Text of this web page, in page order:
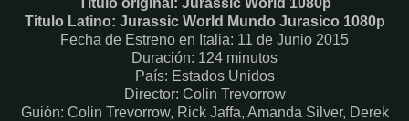
Titulo Latino: Jurassic World Mundo Jurasico 1080p
Fecha de Estreno en Italia: 11 de Junio 2015
Duración: 124 minutos
País: Estados Unidos
Director: Colin Trevorrow
Guión: Colin Trevorrow, Rick Jaffa, Amanda Silver, Derek